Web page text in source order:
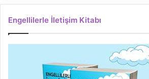
Engellilerle İletişim Kitabı